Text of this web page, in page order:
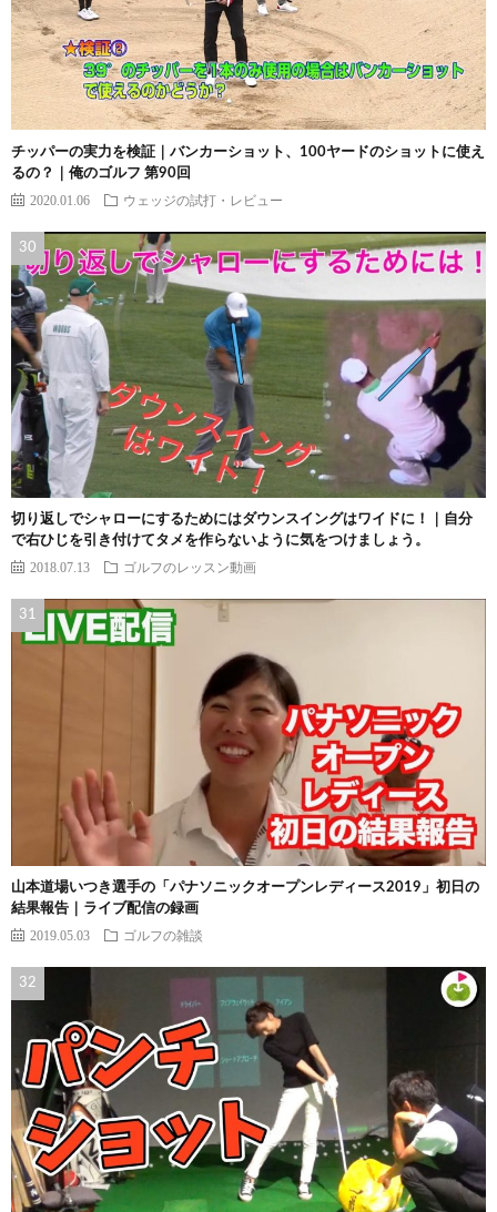
チッパーの実力を検証｜バンカーショット、100ヤードのショットに使え
るの？｜俺のゴルフ 第90回
2020.01.06 ウェッジの試打・レビュー
切り返しでシャローにするためにはダウンスイングはワイドに！｜自分
で右ひじを引き付けてタメを作らないように気をつけましょう。
2018.07.13 ゴルフのレッスン動画
山本道場いつき選手の「パナソニックオープンレディース2019」初日の
結果報告｜ライブ配信の録画
2019.05.03 ゴルフの雑談